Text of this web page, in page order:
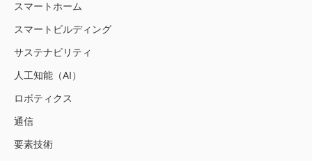
スマートホーム
スマートビルディング
サステナビリティ
人工知能（AI）
ロボティクス
通信
要素技術